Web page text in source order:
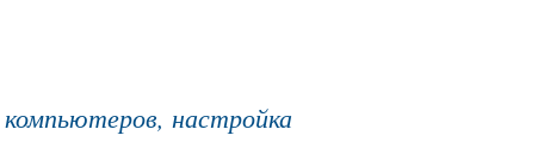
настройка